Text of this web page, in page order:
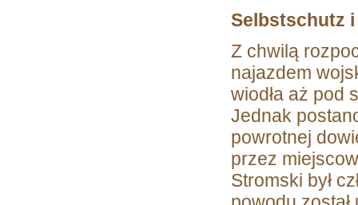
Selbstschutz
Z chwilą
najazdem
wiodła aż pod
Jednak
powrotnej
przez
Stromski był